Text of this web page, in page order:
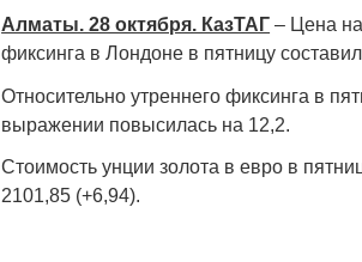
Алматы. 28 октября. КазТАГ – Цена
фиксинга в Лондоне в пятницу
Относительно утреннего фиксинга в
выражении повысилась на 12,2.
Стоимость унции золота в евро в
2101,85 (+6,94).
Народ